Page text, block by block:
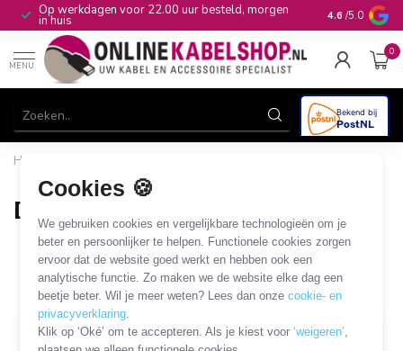
Cookies 🍪
We gebruiken cookies en vergelijkbare technologieën om je
beter en persoonlijker te helpen. Functionele cookies zorgen
ervoor dat de website goed werkt en hebben ook een
analytische functie. Zo maken we de website elke dag een
beetje beter. Wil je meer weten? Lees dan onzecookie- en
privacyverklaring.
Klik op ‘Oké’ om te accepteren. Als je kiest voor‘weigeren’,
Op werkdagen voor 22.00 uur besteld, morgen
in huis 10+jaar
4.6 /5.0
MENU
0
Home
Dummy beveiliging
Dummy beveiliging
5 PRODUCTEN
Filters SORTEER OP